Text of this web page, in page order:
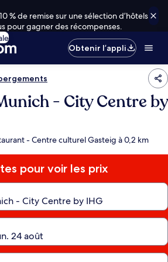
% de remise sur une sélection d’hôtels
pour gagner des récompenses.
Obtenir l’appli
- City Centre by
- Centre culturel Gasteig à 0,2 km
pour voir les prix